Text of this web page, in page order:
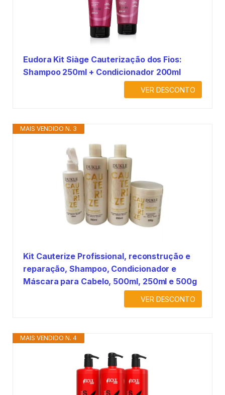
Eudora Kit Siàge Cauterização dos Fios:
Shampoo 250ml + Condicionador 200ml
VER DESCONTO
MAIS VENDIDO N. 3
Kit Cauterize Profissional, reconstrução e
reparação, Shampoo, Condicionador e
Máscara para Cabelo, 500ml, 250ml e 500g
VER DESCONTO
MAIS VENDIDO N. 4